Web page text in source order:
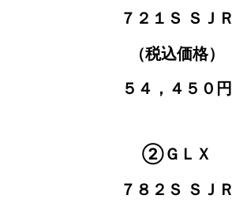
７２１Ｓ ＳＪＲ
（税込価格）
５４，４５０円
②ＧＬＸ
７８２Ｓ ＳＪＲ